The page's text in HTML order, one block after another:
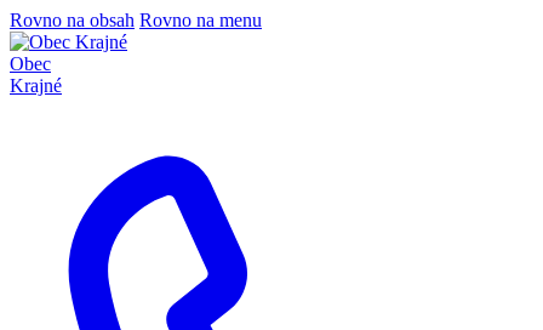
Rovno na obsah Rovno na menu
Obec
Krajné